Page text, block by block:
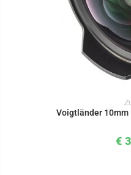
IN DEN
Voigtländer
€